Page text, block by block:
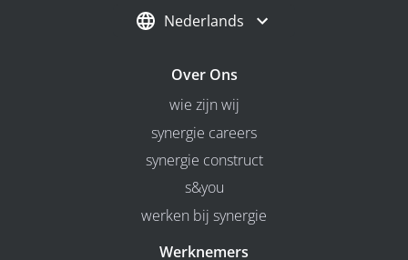
Nederlands
Over Ons
wie zijn wij
synergie careers
synergie construct
s&you
werken bij synergie
Werknemers